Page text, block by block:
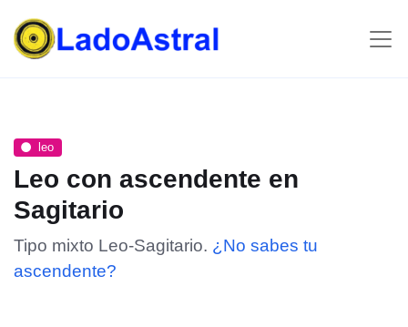
leo
Leo con ascendente en
Sagitario
Tipo mixto Leo-Sagitario. ¿No sabes tu
ascendente?